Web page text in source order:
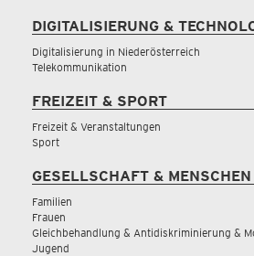
DIGITALISIERUNG &
Digitalisierung in Niederösterreich
Telekommunikation
FREIZEIT & SPORT
Freizeit & Veranstaltungen
Sport
GESELLSCHAFT & MENSCHEN
Familien
Frauen
Gleichbehandlung & Antidiskriminierung &
Jugend